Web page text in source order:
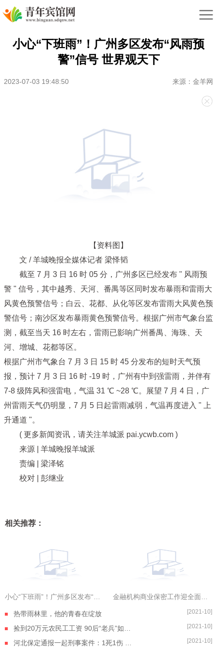
小心“下班雨”！广州多区发布“风雨预
警”信号 世界观天下
2023-07-03 19:48:50 来源：金羊网
【资料图】
文 / 羊城晚报全媒体记者 梁怿韬
截至 7 月 3 日 16 时 05 分，广州多区已经发布 " 风雨预
警 " 信号，其中越秀、天河、番禺等区同时发布暴雨和雷雨大
风黄色预警信号；白云、花都、从化等区发布雷雨大风黄色预
警信号；南沙区发布暴雨黄色预警信号。根据广州市气象台监
测，截至当天 16 时左右，雷雨已影响广州番禺、海珠、天
河、增城、花都等区。
根据广州市气象台 7 月 3 日 15 时 45 分发布的短时天气预
报，预计 7 月 3 日 16 时 -19 时，广州有中到强雷雨，并伴有
7-8 级阵风和强雷电，气温 31 ℃ ~28 ℃。展望 7 月 4 日，广
州雷雨天气仍明显，7 月 5 日起雷雨减弱，气温再度进入 " 上
升通道 "。
( 更多新闻资讯，请关注羊城派 pai.ycwb.com )
来源 | 羊城晚报羊城派
责编 | 梁泽铭
校对 | 彭继业
相关推荐：
金融机构商业保密工作迎全面规范 机构网络不得直接接入外网
热带雨林里，他的青春在绽放 [2021-10]
[2021-10]
[2021-10]